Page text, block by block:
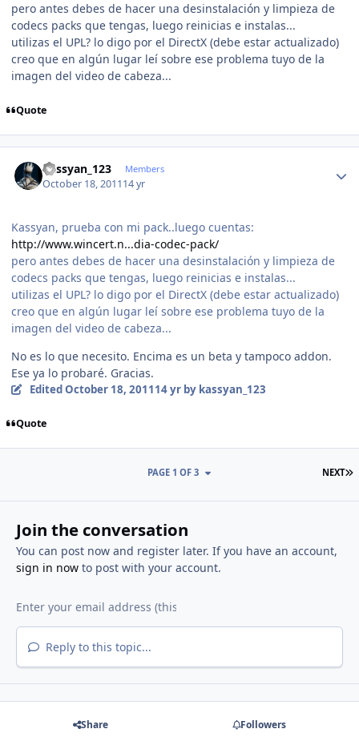
pero antes debes de hacer una desinstalación y limpieza de
codecs packs que tengas, luego reinicias e instalas...
utilizas el UPL? lo digo por el DirectX (debe estar actualizado)
creo que en algún lugar leí sobre ese problema tuyo de la
imagen del video de cabeza...
Quote
kassyan_123 Members
October 18, 201114 yr
Kassyan, prueba con mi pack..luego cuentas:
http://www.wincert.n...dia-codec-pack/
pero antes debes de hacer una desinstalación y limpieza de
codecs packs que tengas, luego reinicias e instalas...
utilizas el UPL? lo digo por el DirectX (debe estar actualizado)
creo que en algún lugar leí sobre ese problema tuyo de la
imagen del video de cabeza...
No es lo que necesito. Encima es un beta y tampoco addon.
Ese ya lo probaré. Gracias.
EditedOctober 18, 201114 yrby kassyan_123
Quote
NEXT
PAGE 1 OF 3
Join the conversation
You can post now and register later. If you have an account,
sign in nowto post with your account.
Reply to this topic...
Share Followers